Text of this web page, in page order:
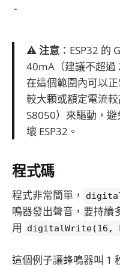
-
⚠️注意 ：ESP32 的
40mA（建議不超過
在這個範圍內可以
較大顆或額定電流
S8050）來驅動，
壞 ESP32。
程式碼
程式非常簡單，
鳴器發出聲音，要持續
用
digitalWrite(16,
這個例子讓蜂鳴器叫 1